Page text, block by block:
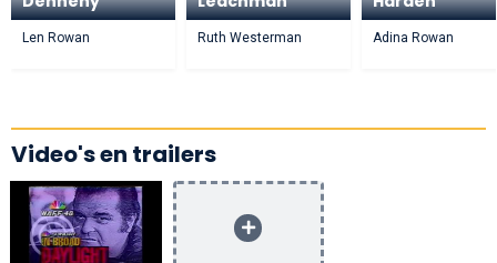
Len Rowan Ruth Westerman Adina Rowan
Video's en trailers